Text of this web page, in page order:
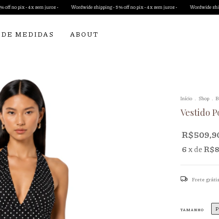
juros • Wordwide shipping • 5% off no pix • 4x sem juros • Wordwide shipping • 5% off
MEDIDAS ABOUT
Início . Shop .
Vestido
6x de
Frete grátis
TAMANHO P